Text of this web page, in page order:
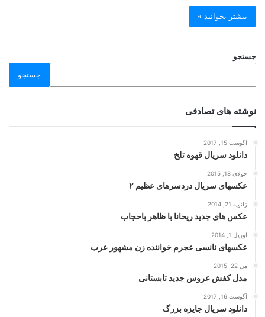
بیشتر بخوانید »
جستجو
جستجو
نوشته های تصادفی
آگوست 15, 2017
دانلود سریال قهوه تلخ
جولای 18, 2015
عکسهای سریال دردسرهای عظیم ۲
ژانویه 21, 2014
عکس های جدید ریحانا با ظاهر باحجاب
آوریل 1, 2014
عکسهای نانسی عجرم خواننده زن مشهور عرب
می 22, 2015
مدل کفش عروس جدید تابستانی
آگوست 16, 2017
دانلود سریال جایزه بزرگ